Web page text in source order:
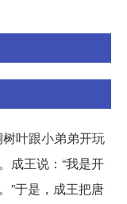
叶跟小弟弟开玩
成王说：“我是开
”于是，成王把唐